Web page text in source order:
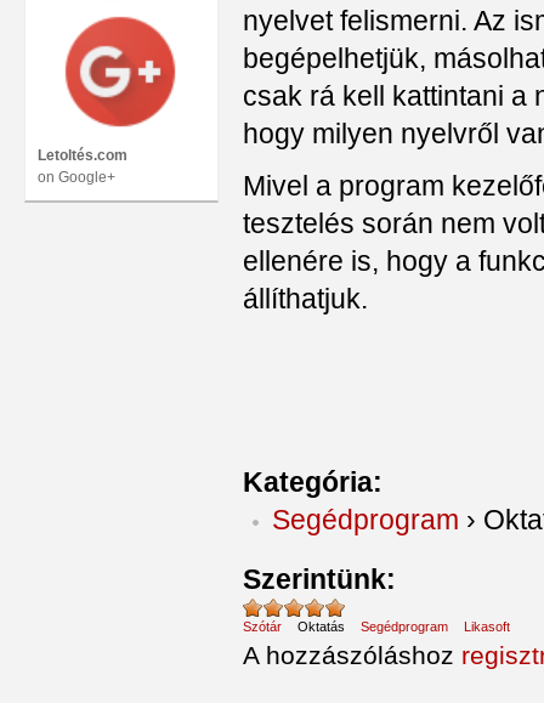
Letoltés.com
on Google+
nyelvet felismerni. Az
begépelhetjük,
csak rá kell kattintani a
hogy milyen nyelvről
Mivel a program
tesztelés során nem
ellenére is, hogy a
állíthatjuk.
Kategória:
Segédprogram ›
Szerintünk:
Szótár Oktatás Segédprogram Likasoft
A hozzászóláshoz